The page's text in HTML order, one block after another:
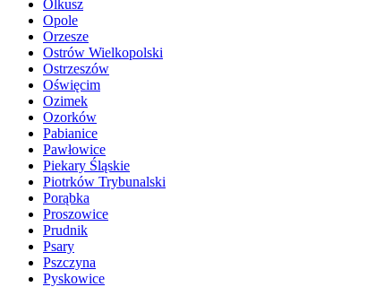
Olkusz
Opole
Orzesze
Ostrów Wielkopolski
Ostrzeszów
Oświęcim
Ozimek
Ozorków
Pabianice
Pawłowice
Piekary Śląskie
Piotrków Trybunalski
Porąbka
Proszowice
Prudnik
Psary
Pszczyna
Pyskowice